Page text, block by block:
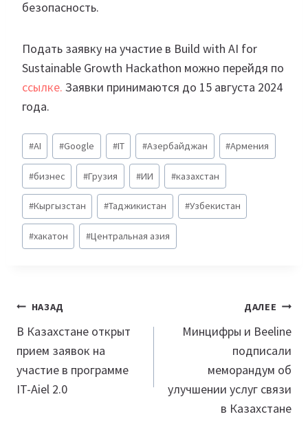
безопасность.
Подать заявку на участие в Build with AI for
Sustainable Growth Hackathon можно перейдя по
ссылке. Заявки принимаются до 15 августа 2024
года.
Метки
записи:
#AI #Google #IT #Азербайджан #Армения
#бизнес #Грузия #ИИ #казахстан
#Кыргызстан #Таджикистан #Узбекистан
#хакатон #Центральная азия
Навигация
по
записям
НАЗАД
В Казахстане открыт
прием заявок на
участие в программе
IT-Aiel 2.0
ДАЛЕЕ
Минцифры и Beeline
подписали
меморандум об
улучшении услуг связи
в Казахстане